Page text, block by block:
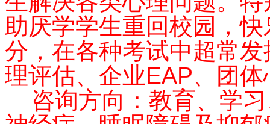
助厌学学生重回校园，
分，在各种考试中超常
理评估、企业EAP、团
咨询方向：教育、学习